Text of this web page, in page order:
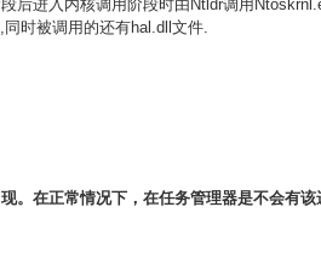
后进入内核调用阶段时由Ntldr调用
时被调用的还有hal.dll文件.
在正常情况下，在任务管理器是不会有该